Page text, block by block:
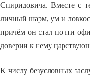
Спиридовича. Вместе с
личный шарм, ум и
причём он стал почти
доверии к нему
К числу безусловных